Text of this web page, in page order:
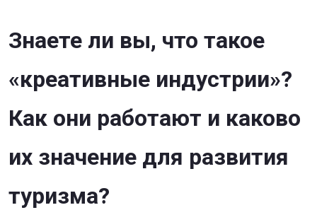
Знаете ли вы, что такое
«креативные индустрии»?
Как они работают и каково
их значение для развития
туризма?